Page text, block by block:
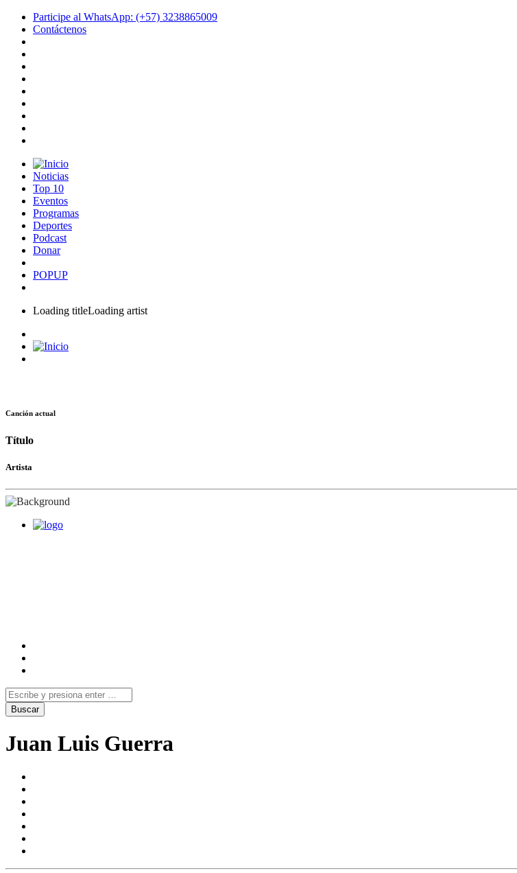
Participe al WhatsApp: (+57) 3238865009
Contáctenos
Noticias
Top 10
Eventos
Programas
Deportes
Podcast
Donar
POPUP
Loading titleLoading artist
Canción actual
Título
Artista
Juan Luis Guerra